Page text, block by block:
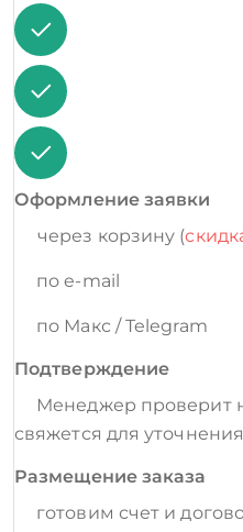
Оформление заявки
через корзину (
по e-mail
по Макс / Telegram
Подтверждение
Менеджер проверит
свяжется для
Размещение заказа
готовим счет и